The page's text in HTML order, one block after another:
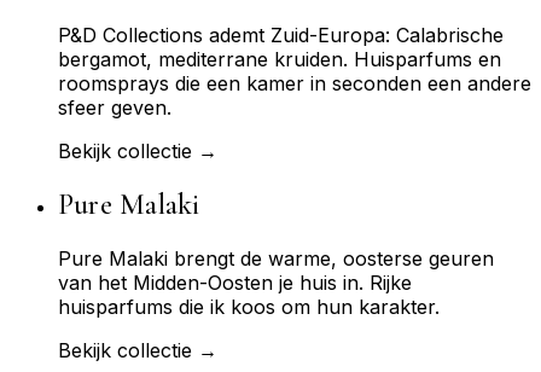
P&D Collections ademt Zuid-Europa: Calabrische
bergamot, mediterrane kruiden. Huisparfums en
roomsprays die een kamer in seconden een andere
sfeer geven.
Bekijk collectie →
Pure Malaki
Pure Malaki brengt de warme, oosterse geuren
van het Midden-Oosten je huis in. Rijke
huisparfums die ik koos om hun karakter.
Bekijk collectie →